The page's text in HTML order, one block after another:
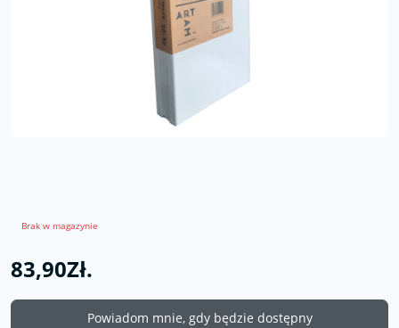
Brak w magazynie
83,90Zł.
Powiadom mnie, gdy będzie dostępny